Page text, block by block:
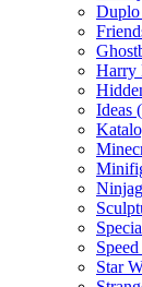
Harry
Ideas
Star